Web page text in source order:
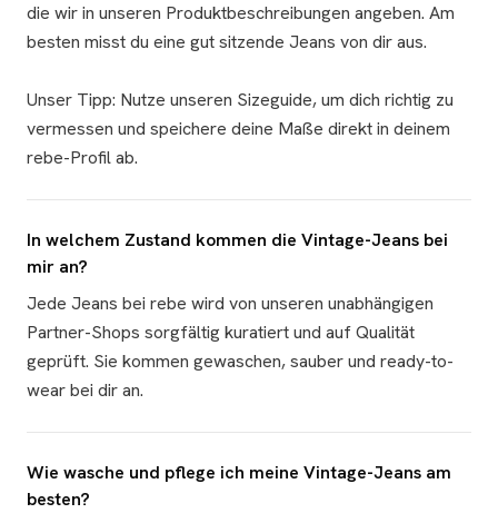
die wir in unseren Produktbeschreibungen angeben. Am
besten misst du eine gut sitzende Jeans von dir aus.
Unser Tipp: Nutze unseren Sizeguide, um dich richtig zu
vermessen und speichere deine Maße direkt in deinem
rebe-Profil ab.
In welchem Zustand kommen die Vintage-Jeans bei
mir an?
Jede Jeans bei rebe wird von unseren unabhängigen
Partner-Shops sorgfältig kuratiert und auf Qualität
geprüft. Sie kommen gewaschen, sauber und ready-to-
wear bei dir an.
Wie wasche und pflege ich meine Vintage-Jeans am
besten?